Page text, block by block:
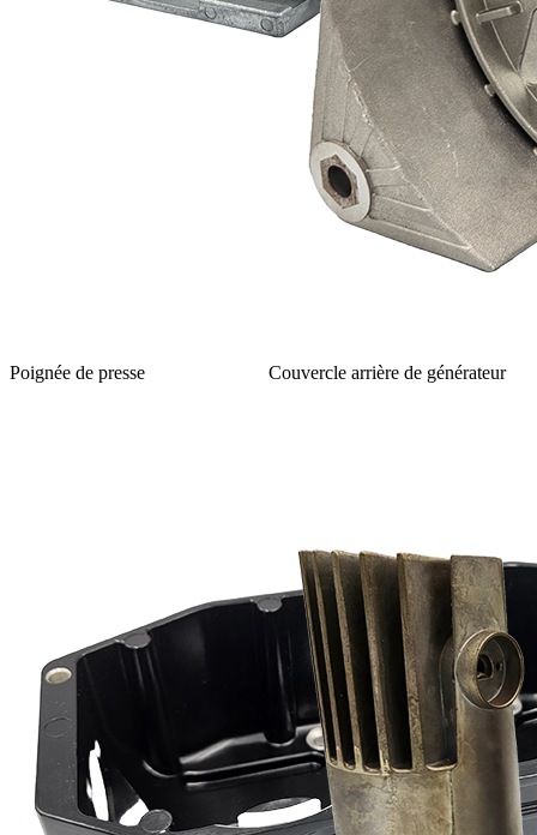
Poignée de presse Couvercle arrière de générateur